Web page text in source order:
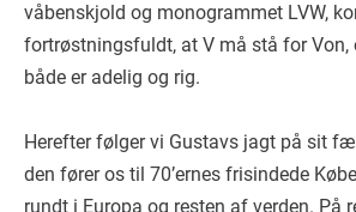
våbenskjold og monogrammet LVW,
fortrøstningsfuldt, at V må stå for Von,
både er adelig og rig.
Herefter følger vi Gustavs jagt på sit
den fører os til 70’ernes frisindede
rundt i Europa og resten af verden. På